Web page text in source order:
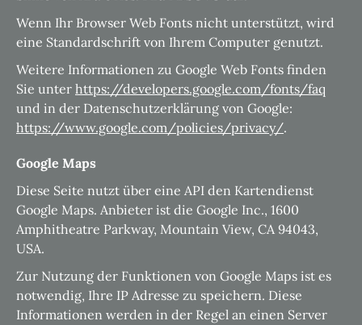
Wenn Ihr Browser Web Fonts nicht unterstützt, wird
eine Standardschrift von Ihrem Computer genutzt.
Weitere Informationen zu Google Web Fonts finden
Sie unter https://developers.google.com/fonts/faq
und in der Datenschutzerklärung von Google:
https://www.google.com/policies/privacy/.
Google Maps
Diese Seite nutzt über eine API den Kartendienst
Google Maps. Anbieter ist die Google Inc., 1600
Amphitheatre Parkway, Mountain View, CA 94043,
USA.
Zur Nutzung der Funktionen von Google Maps ist es
notwendig, Ihre IP Adresse zu speichern. Diese
Informationen werden in der Regel an einen Server